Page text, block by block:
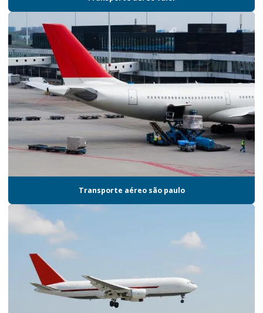
Empresa de montagem de kits
Empresa que faz gestão de estoque
Empresa serviço logístico
Empresa de terceirização logística
Empresa de transporte aéreo de cargas
Empresa de transporte logística
Empresa de transporte rodoviário
Empresas de armazenagem e logística em sp
Empresas de logística e distribuição
Empresas de logística promocional
Empresas de logística promocional em sp
Empresas de logística em sp
Transporte aéreo são paulo